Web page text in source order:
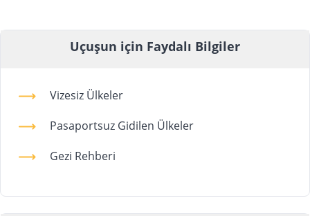
Uçuşun için Faydalı Bilgiler
Vizesiz Ülkeler
Pasaportsuz Gidilen Ülkeler
Gezi Rehberi